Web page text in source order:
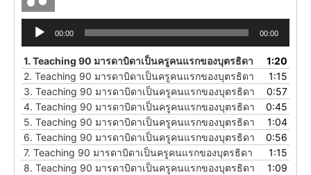
Audio
Player
00:00 00:00
1. Teaching 90 มารดาบิดาเป็นครูคนแรกของบุตรธิดา
1:20
2. Teaching 90 มารดาบิดาเป็นครูคนแรกของบุตรธิดา
1:15
3. Teaching 90 มารดาบิดาเป็นครูคนแรกของบุตรธิดา
0:57
4. Teaching 90 มารดาบิดาเป็นครูคนแรกของบุตรธิดา
0:45
5. Teaching 90 มารดาบิดาเป็นครูคนแรกของบุตรธิดา
1:04
6. Teaching 90 มารดาบิดาเป็นครูคนแรกของบุตรธิดา
0:56
7. Teaching 90 มารดาบิดาเป็นครูคนแรกของบุตรธิดา
1:15
8. Teaching 90 มารดาบิดาเป็นครูคนแรกของบุตรธิดา
1:09